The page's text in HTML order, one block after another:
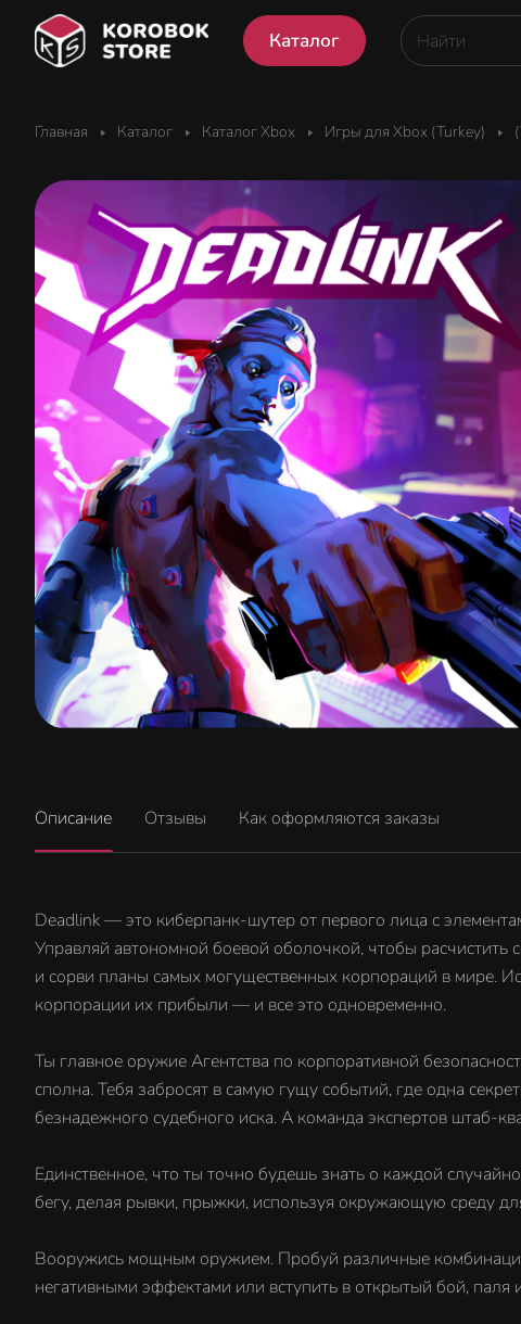
Каталог
Главная Каталог Каталог Xbox Игры для Xbox (Turkey)
Описание Отзывы Как оформляются заказы
Deadlink — это киберпанк-шутер от первого лица с
Управляй автономной боевой оболочкой, чтобы
и сорви планы самых могущественных корпораций в мире.
корпорации их прибыли — и все это одновременно.
Ты главное оружие Агентства по корпоративной
сполна. Тебя забросят в самую гущу событий, где одна
безнадежного судебного иска. А команда экспертов штаб-
Единственное, что ты точно будешь знать о каждой
бегу, делая рывки, прыжки, используя окружающую среду
Вооружись мощным оружием. Пробуй различные комбинации,
негативными эффектами или вступить в открытый бой,